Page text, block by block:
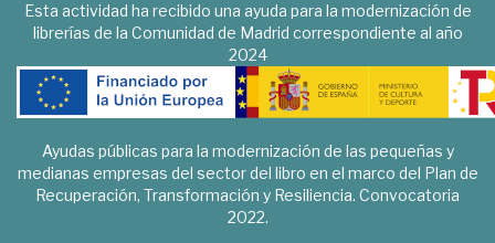
Esta actividad ha recibido una ayuda para la modernización de
librerías de la Comunidad de Madrid correspondiente al año
2024
Ayudas públicas para la modernización de las pequeñas y
medianas empresas del sector del libro en el marco del Plan de
Recuperación, Transformación y Resiliencia. Convocatoria
2022.